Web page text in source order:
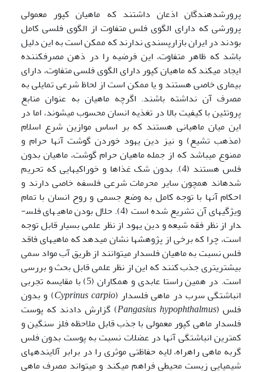
پرورش­دهندگان اذعان داشتند که ماهیان کپور معمولی
پرورشی که دارای الگوی فلس متفاوت از الگوی فلسی کامل
بودند در ایران بازارپسندی ندارند که ممکن است به این دلیل
باشد که ظاهر متفاوت، این فرضیه را در ذهن مصرف­کننده
ایجاد می­کند که ماهیان کپور دارای الگوی فلسی متفاوت، دارای
بیماری خاصی هستند و یا ممکن است از لحاظ شرعی تمایلی به
مصرف آن نداشته باشند. اگرچه ماهیان به عنوان منابع
پروتئین با کیفیت بالا در تغذیه انسان محسوب می­شوند، اما در
این میان ماهیانی هستند که بر اساس موازین شرع اسلام
(مذهب تشیع) و نیز دین یهود خوردن گوشت آن­ها حرام و
ممنوع می­باشد که از جمله ماهیان حرام گوشت، ماهیان بدون
فلس هستند (4). بدون شک غذاها و خوراکی­هایی که تحریم
شده­اند همچون سایر محرمات شرعی فلسفه خاصی دارند و
احکام آن­ها با توجه کامل به وضع جسمی و روح انسان با تمام
ویژگی­های آن تشریع شده ­است (4). حلال بودن ماهی­های فلس­
دار از نظر فقه شیعه و دین یهود از نظر علمی بسیار قابل توجه
است، چرا که برخی از پژوهش­ها نشان می­دهد که ماهی­های فاقد
فلس نسبت به ماهیان فلس­دار می­توانند از طریق آب مواد سمی
بیشتری­تری جذب کنند که این از نظر علمی قابل بحث و بررسی
است. در همین راستا عابدی و همکاران (5) با مقایسه تجربی
انباشتگی سرب در ماهی فلس­دار (Cyprinus carpio) و بدون
فلس (Pangasius hypophthalmus) گزارش دادند که پوست
فلس­دار ماهی کپور معمولی با جذب قابل ملاحظه فلز سنگین و
کمترین انباشتگی آن­ها در عضلات نسبت به پوست بدون فلس
گربه ماهی راه­راه، لایه حفاظتی موثری را در برابر آلاینده­های
شیمیایی زیست محیطی فراهم می‍کند و می­تواند مصرف ماهی